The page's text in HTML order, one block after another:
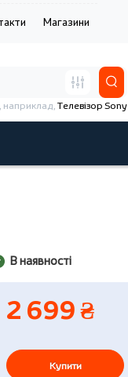
Магазини
Телевізор Sony
В наявності
2 699 ₴
Купити